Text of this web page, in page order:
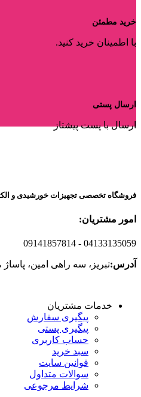
خرید مطمئن
با اطمینان خرید کنید.
ارسال پستی
ارسال با پست پیشتاز
فروشگاه تخصصی تجهیزات خورشیدی و
امور مشتریان:
- 04133135059
09141857814
آدرس:تبریز، سه راهی امین، پاساژ
خدمات مشتریان
پیگیری سفارش
پیگیری پستی
حساب کاربری
سبد خرید
قوانین سایت
سوالات متداول
شرایط مرجوعی